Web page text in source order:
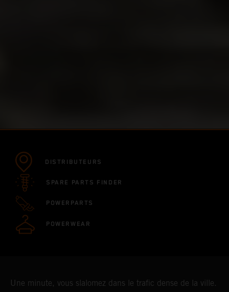
DISTRIBUTEURS
SPARE PARTS FINDER
POWERPARTS
POWERWEAR
Une minute, vous slalomez dans le trafic dense de la ville.